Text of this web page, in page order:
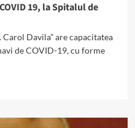
19, la Spitalul de
Davila” are capacitatea
de COVID-19, cu forme